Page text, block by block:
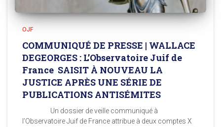
OJF
COMMUNIQUÉ DE PRESSE | WALLACE
DEGEORGES : L’Observatoire Juif de
France SAISIT À NOUVEAU LA
JUSTICE APRÈS UNE SÉRIE DE
PUBLICATIONS ANTISÉMITES
Un dossier de veille communiqué à
l’Observatoire Juif de France attribue à deux comptes X